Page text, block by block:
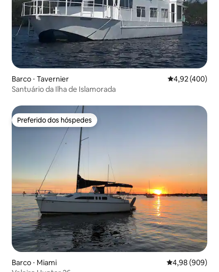
Barco ⋅ Tavernier 4,92 de uma
4,92 (400)
Santuário da Ilha de Islamorada
Preferido dos hóspedes
Preferido dos hóspedes
Barco ⋅ Miami 4,98 de uma
4,98 (909)